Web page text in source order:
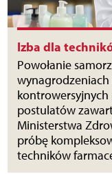
Izba dla
Powołanie
kontrowersyjnych
postulatów
Ministerstwa
próbę
techników